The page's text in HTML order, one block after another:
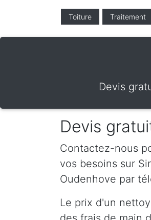
Toiture Traitement
Devis
Devis
Contactez-nous
vos besoins sur
Oudenhove par
Le prix d'un